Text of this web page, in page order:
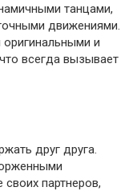
танцами,
движениями.
и
всегда вызывает
друг друга.
партнеров,